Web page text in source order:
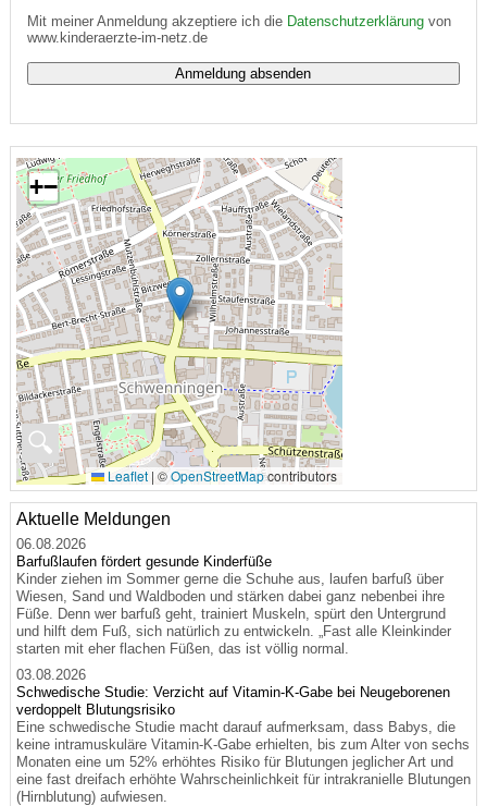
Mit meiner Anmeldung akzeptiere ich die Datenschutzerklärungvon
www.kinderaerzte-im-netz.de
🔍
+−
Leaflet | ©OpenStreetMapcontributors
Aktuelle Meldungen
06.08.2026
Barfußlaufen fördert gesunde Kinderfüße
Kinder ziehen im Sommer gerne die Schuhe aus, laufen barfuß über
Wiesen, Sand und Waldboden und stärken dabei ganz nebenbei ihre
Füße. Denn wer barfuß geht, trainiert Muskeln, spürt den Untergrund
und hilft dem Fuß, sich natürlich zu entwickeln. „Fast alle Kleinkinder
starten mit eher flachen Füßen, das ist völlig normal.
03.08.2026
Schwedische Studie: Verzicht auf Vitamin-K-Gabe bei Neugeborenen
verdoppelt Blutungsrisiko
Eine schwedische Studie macht darauf aufmerksam, dass Babys, die
keine intramuskuläre Vitamin-K-Gabe erhielten, bis zum Alter von sechs
Monaten eine um 52% erhöhtes Risiko für Blutungen jeglicher Art und
eine fast dreifach erhöhte Wahrscheinlichkeit für intrakranielle Blutungen
(Hirnblutung) aufwiesen.